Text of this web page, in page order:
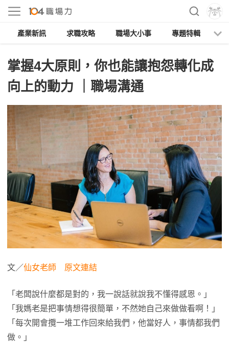
產業新訊 求職攻略 職場大小事 專題特輯
掌握4大原則，你也能讓抱怨轉化成
向上的動力 ｜職場溝通
文／仙女老師 原文連結
「老闆說什麼都是對的，我一說話就說我不懂得感恩。」
「我媽老是把事情想得很簡單，不然她自己來做做看啊！」
「每次開會攬一堆工作回來給我們，他當好人，事情都我們
做。」